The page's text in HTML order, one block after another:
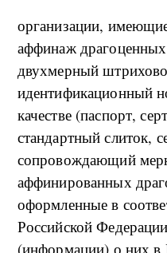
организации,
аффинаж
двухмерный
идентификационный
качестве (паспорт,
стандартный слиток,
сопровождающий
аффинированных
оформленные в
Российской
(информации) о них